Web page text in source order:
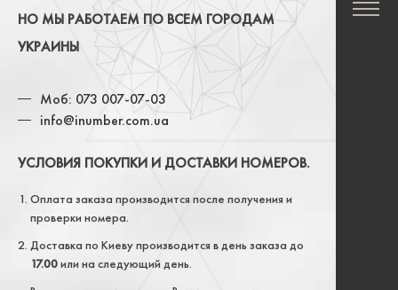
НО МЫ РАБОТАЕМ ПО ВСЕМ ГОРОДАМ
УКРАИНЫ
Моб: 073 007-07-03
info@inumber.com.ua
УСЛОВИЯ ПОКУПКИ И ДОСТАВКИ НОМЕРОВ.
Оплата заказа производится после получения и
проверки номера.
Доставка по Киеву производится в день заказа до
17.00или на следующий день.